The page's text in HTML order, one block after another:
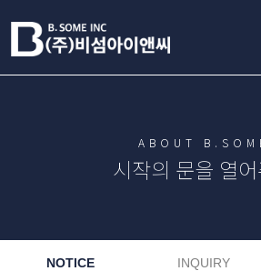
ABOUT
시작의 문을 열
NOTICE INQUIRY